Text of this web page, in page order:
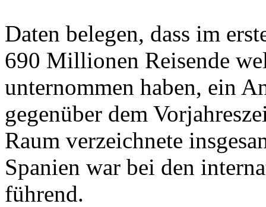
Daten belegen, dass im
690 Millionen Reisende
unternommen haben, ein
gegenüber dem
Raum verzeichnete
Spanien war bei den
führend.